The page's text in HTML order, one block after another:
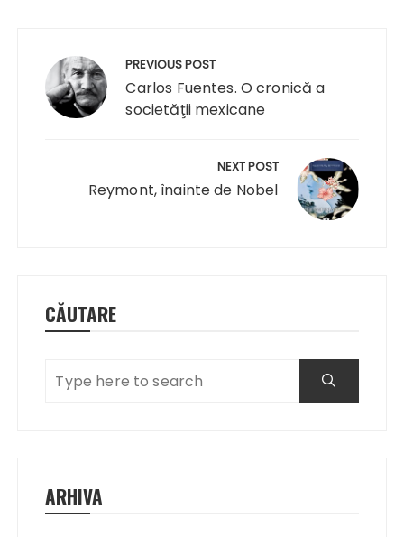
articole
PREVIOUS POST
Carlos Fuentes. O cronică a
societăţii mexicane
NEXT POST
Reymont, înainte de Nobel
CĂUTARE
ARHIVA